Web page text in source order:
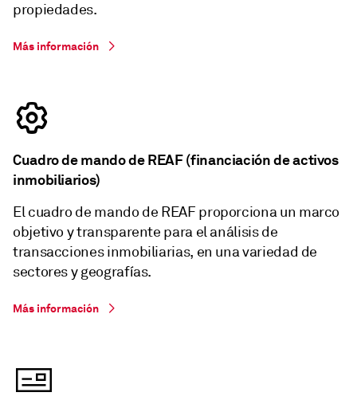
propiedades.
Más información
Cuadro de mando de REAF (financiación de activos
inmobiliarios)
El cuadro de mando de REAF proporciona un marco
objetivo y transparente para el análisis de
transacciones inmobiliarias, en una variedad de
sectores y geografías.
Más información